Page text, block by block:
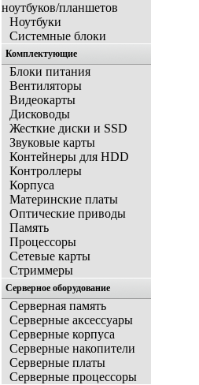
ноутбуков/планшетов
Ноутбуки
Системные блоки
Комплектующие
Блоки питания
Вентиляторы
Видеокарты
Дисководы
Жесткие диски и SSD
Звуковые карты
Контейнеры для HDD
Контроллеры
Корпуса
Материнские платы
Оптические приводы
Память
Процессоры
Сетевые карты
Стриммеры
Серверное оборудование
Серверная память
Серверные аксессуары
Серверные корпуса
Серверные накопители
Серверные платы
Серверные процессоры